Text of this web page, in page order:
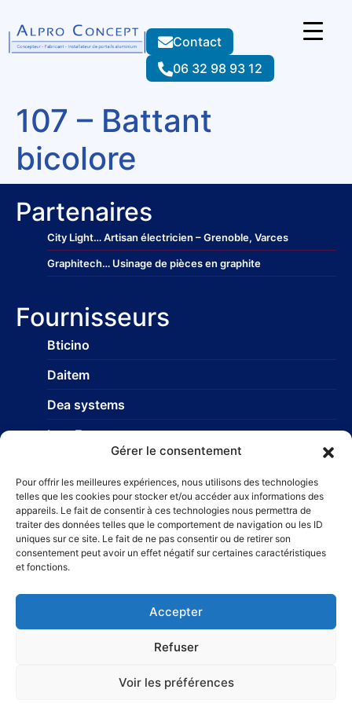
Gérer le consentement
Pour offrir les meilleures expériences, nous utilisons des technologies
telles que les cookies pour stocker et/ou accéder aux informations des
appareils. Le fait de consentir à ces technologies nous permettra de
traiter des données telles que le comportement de navigation ou les ID
uniques sur ce site. Le fait de ne pas consentir ou de retirer son
consentement peut avoir un effet négatif sur certaines caractéristiques
et fonctions.
Accepter
Refuser
Voir les préférences
Contact
06 32 98 93 12
107 – Battant
bicolore
Partenaires
City Light… Artisan électricien – Grenoble, Varces
Graphitech… Usinage de pièces en graphite
Fournisseurs
Bticino
Daitem
Dea systems
Isea France
Profils-systemes
Réseau